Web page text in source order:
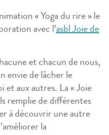
« Yoga du rire » le
avec l’asbl Joie de
et chacun de nous,
envie de lâcher le
et aux autres. La « Joie
remplie de différentes
à découvrir une autre
la